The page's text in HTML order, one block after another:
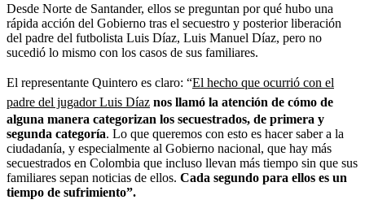
Desde Norte de Santander, ellos se preguntan por qué hubo una
rápida acción del Gobierno tras el secuestro y posterior liberación
del padre del futbolista Luis Díaz, Luis Manuel Díaz, pero no
sucedió lo mismo con los casos de sus familiares.
El representante Quintero es claro: “El hecho que ocurrió con el
padre del jugador Luis Díaz nos llamó la atención de cómo de
alguna manera categorizan los secuestrados, de primera y
segunda categoría. Lo que queremos con esto es hacer saber a la
ciudadanía, y especialmente al Gobierno nacional, que hay más
secuestrados en Colombia que incluso llevan más tiempo sin que sus
familiares sepan noticias de ellos. Cada segundo para ellos es un
tiempo de sufrimiento”.